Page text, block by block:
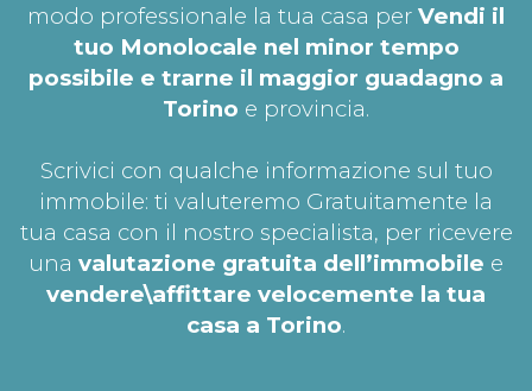
modo professionale la tua casa per Vendi il
tuo Monolocale nel minor tempo
possibile e trarne il maggior guadagno a
Torino e provincia.
Scrivici con qualche informazione sul tuo
immobile: ti valuteremo Gratuitamente la
tua casa con il nostro specialista, per ricevere
una valutazione gratuita dell’immobile e
vendere\affittare velocemente la tua
casa a Torino.